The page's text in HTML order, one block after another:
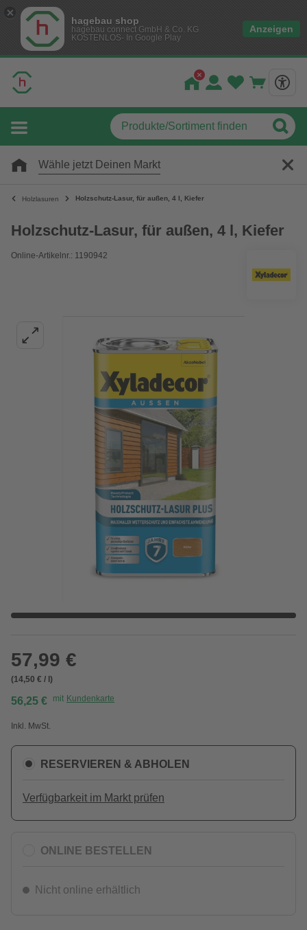
hagebau shop
hagebau connect GmbH & Co. KG
KOSTENLOS- In Google Play
Anzeigen
Wähle jetzt Deinen Markt
Holzlasuren Holzschutz-Lasur, für außen, 4 l, Kiefer
Holzschutz-Lasur, für außen, 4 l, Kiefer
Online-Artikelnr.: 1190942
57,99 €
(14,50 € / l)
56,25 € mit Kundenkarte
Inkl. MwSt.
RESERVIEREN & ABHOLEN
Verfügbarkeit im Markt prüfen
ONLINE BESTELLEN
Nicht online erhältlich